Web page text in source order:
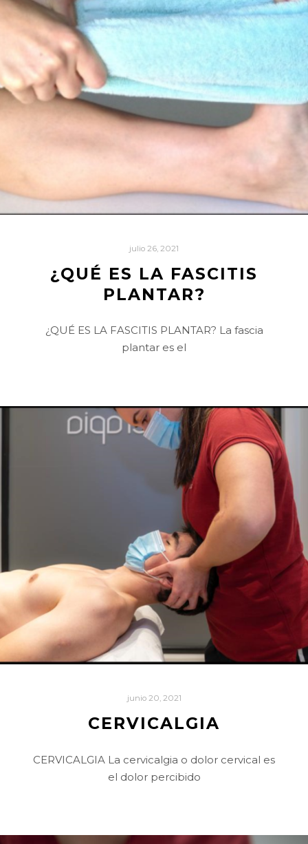
julio 26, 2021
¿QUÉ ES LA FASCITIS
PLANTAR?
¿QUÉ ES LA FASCITIS PLANTAR? La fascia
plantar es el
junio 20, 2021
CERVICALGIA
CERVICALGIA La cervicalgia o dolor cervical es
el dolor percibido